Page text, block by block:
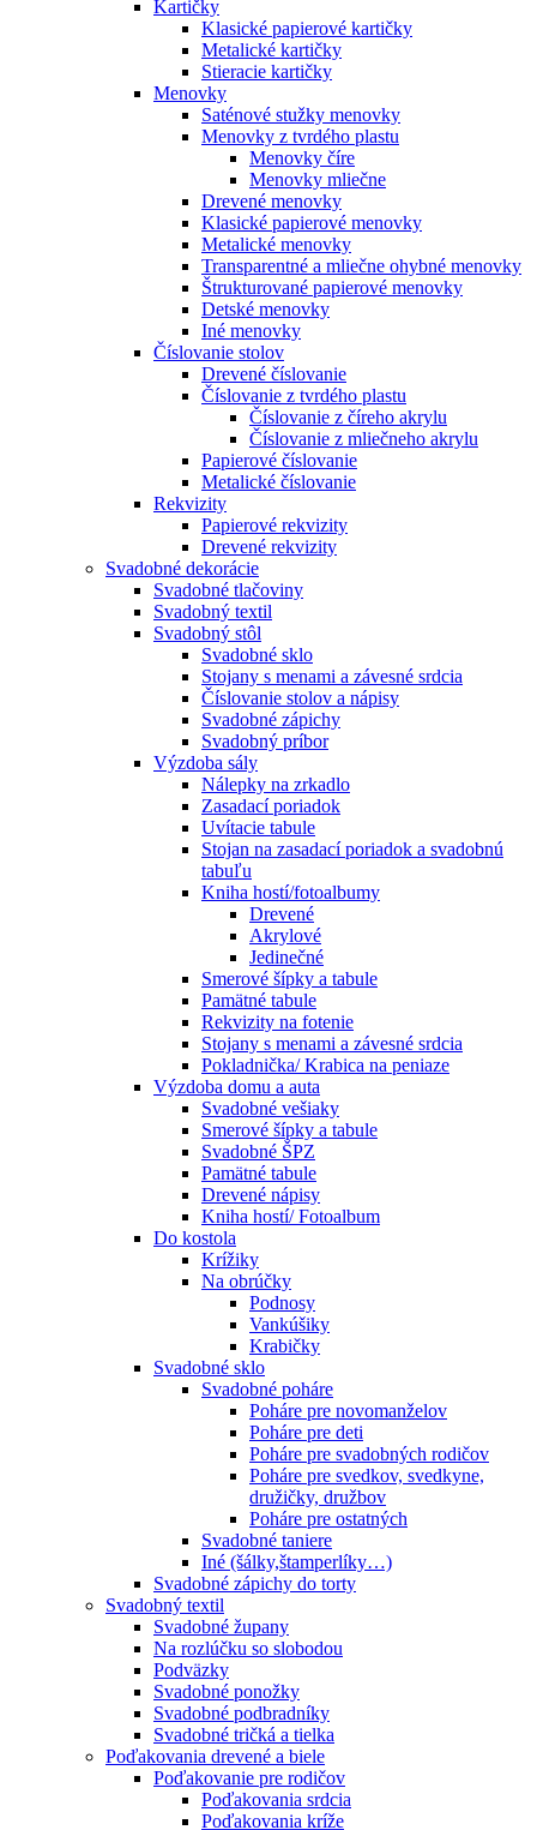
Kartičky
Klasické papierové kartičky
Metalické kartičky
Stieracie kartičky
Menovky
Saténové stužky menovky
Menovky z tvrdého plastu
Menovky číre
Menovky mliečne
Drevené menovky
Klasické papierové menovky
Metalické menovky
Transparentné a mliečne ohybné menovky
Štrukturované papierové menovky
Detské menovky
Iné menovky
Číslovanie stolov
Drevené číslovanie
Číslovanie z tvrdého plastu
Číslovanie z číreho akrylu
Číslovanie z mliečneho akrylu
Papierové číslovanie
Metalické číslovanie
Rekvizity
Papierové rekvizity
Drevené rekvizity
Svadobné dekorácie
Svadobné tlačoviny
Svadobný textil
Svadobný stôl
Svadobné sklo
Stojany s menami a závesné srdcia
Číslovanie stolov a nápisy
Svadobné zápichy
Svadobný príbor
Výzdoba sály
Nálepky na zrkadlo
Zasadací poriadok
Uvítacie tabule
Stojan na zasadací poriadok a svadobnú
tabuľu
Kniha hostí/fotoalbumy
Drevené
Akrylové
Jedinečné
Smerové šípky a tabule
Pamätné tabule
Rekvizity na fotenie
Stojany s menami a závesné srdcia
Pokladnička/ Krabica na peniaze
Výzdoba domu a auta
Svadobné vešiaky
Smerové šípky a tabule
Svadobné ŠPZ
Pamätné tabule
Drevené nápisy
Kniha hostí/ Fotoalbum
Do kostola
Krížiky
Na obrúčky
Podnosy
Vankúšiky
Krabičky
Svadobné sklo
Svadobné poháre
Poháre pre novomanželov
Poháre pre deti
Poháre pre svadobných rodičov
Poháre pre svedkov, svedkyne,
družičky, družbov
Poháre pre ostatných
Svadobné taniere
Iné (šálky,štamperlíky…)
Svadobné zápichy do torty
Svadobný textil
Svadobné župany
Na rozlúčku so slobodou
Podväzky
Svadobné ponožky
Svadobné podbradníky
Svadobné tričká a tielka
Poďakovania drevené a biele
Poďakovanie pre rodičov
Poďakovania srdcia
Poďakovania kríže